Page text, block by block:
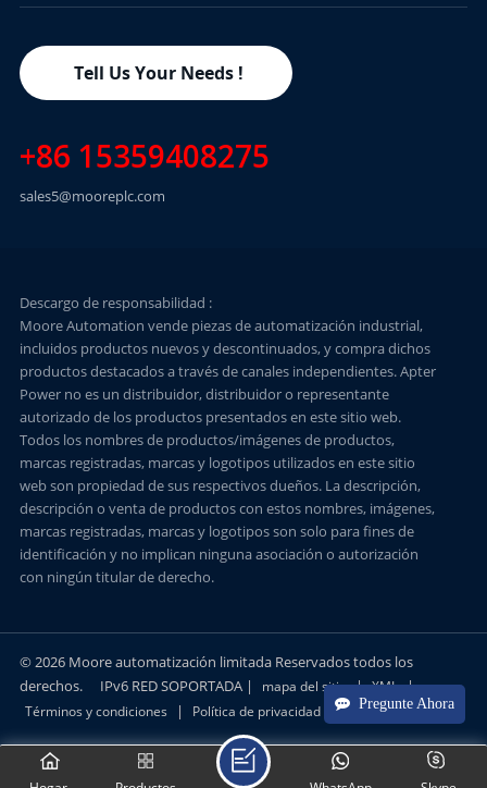
Pregunte Ahora
Tell Us Your Needs !
+86 15359408275
sales5@mooreplc.com
Descargo de responsabilidad :
Moore Automation vende piezas de automatización industrial,
incluidos productos nuevos y descontinuados, y compra dichos
productos destacados a través de canales independientes. Apter
Power no es un distribuidor, distribuidor o representante
autorizado de los productos presentados en este sitio web.
Todos los nombres de productos/imágenes de productos,
marcas registradas, marcas y logotipos utilizados en este sitio
web son propiedad de sus respectivos dueños. La descripción,
descripción o venta de productos con estos nombres, imágenes,
marcas registradas, marcas y logotipos son solo para fines de
identificación y no implican ninguna asociación o autorización
con ningún titular de derecho.
© 2026 Moore automatización limitada Reservados todos los
derechos.
IPv6 RED SOPORTADA | mapa del sitio | XML |
Términos y condiciones | Política de privacidad